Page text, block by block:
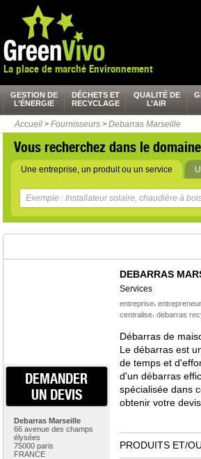
La place de marché Environnement
GESTION DE
L’ÉNERGIE
DÉCHETS ET
RECYCLAGE
QUALITÉ DE
L’AIR
Accueil > Fournisseurs > Debarras Marseille
Vous recherchez dans le
Une entreprise, un produit ou un service
DEMANDER
UN DEVIS
Debarras Marseille
66 avenue des champs
élysées
75000 paris
FRANCE
DEBARRAS
Services
entreprise, entrepreneur
centralise, debarras
Débarras de
Le débarras est
de temps et
d'un débarras
spécialisée dans
obtenir votre devis
PRODUITS ET/